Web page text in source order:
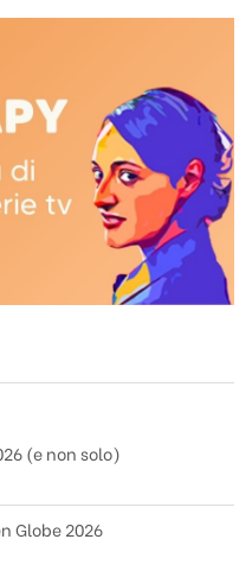
(e non solo)
Globe 2026